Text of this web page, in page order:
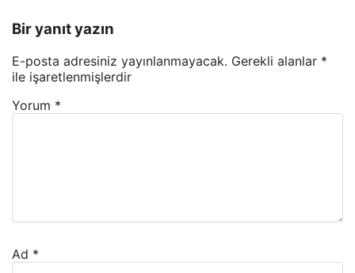
Bir yanıt yazın
E-posta adresiniz yayınlanmayacak. Gerekli alanlar *
ile işaretlenmişlerdir
Yorum *
Ad *